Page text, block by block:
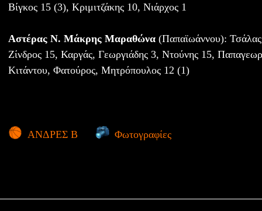
Βίγκος 15 (3), Κριμιτζάκης 10, Νιάρχος 1
Αστέρας Ν. Μάκρης Μαραθώνα (Παπαϊωάννου):
Ζίνδρος 15, Καργάς, Γεωργιάδης 3, Ντούνης 15,
Κιτάντου, Φατούρος, Μητρόπουλος 12 (1)
ΑΝΔΡΕΣ Β Φωτογραφίες